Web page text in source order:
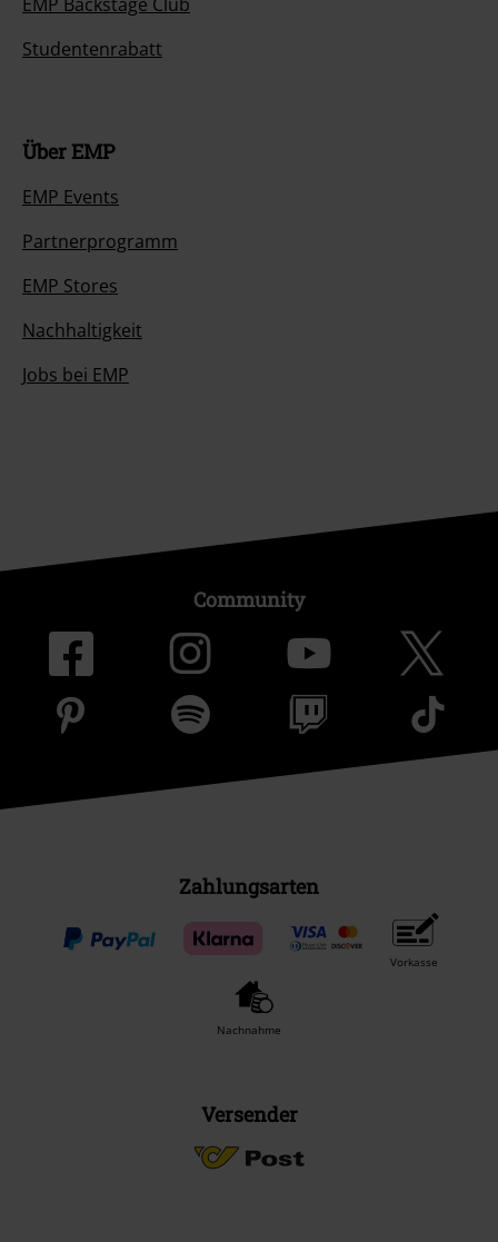
Studentenrabatt
Über EMP
EMP Events
Partnerprogramm
EMP Stores
Nachhaltigkeit
Jobs bei EMP
Community
Zahlungsarten
Vorkasse
Nachnahme
Versender